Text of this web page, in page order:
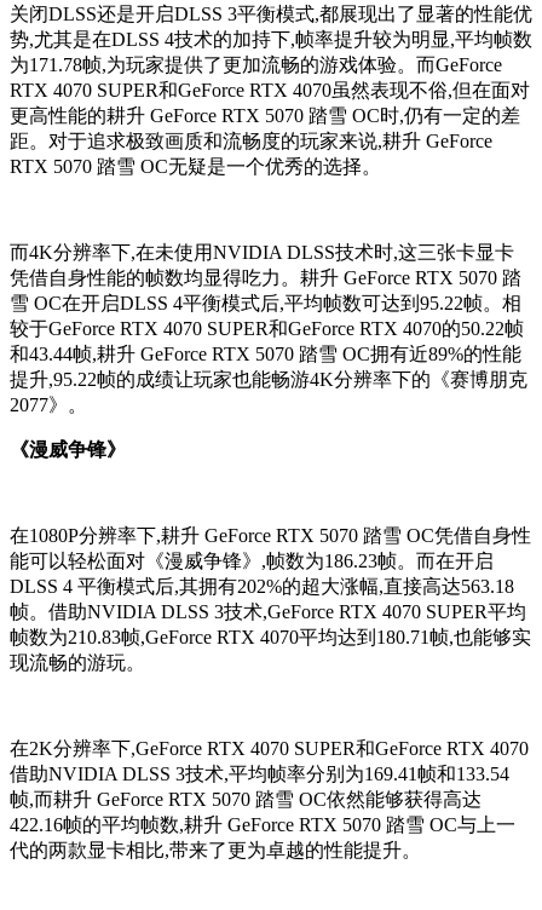
关闭DLSS还是开启DLSS 3平衡模式,都展现出了显著的性能优
势,尤其是在DLSS 4技术的加持下,帧率提升较为明显,平均帧数
为171.78帧,为玩家提供了更加流畅的游戏体验。而GeForce
RTX 4070 SUPER和GeForce RTX 4070虽然表现不俗,但在面对
更高性能的耕升 GeForce RTX 5070 踏雪 OC时,仍有一定的差
距。对于追求极致画质和流畅度的玩家来说,耕升 GeForce
RTX 5070 踏雪 OC无疑是一个优秀的选择。
而4K分辨率下,在未使用NVIDIA DLSS技术时,这三张卡显卡
凭借自身性能的帧数均显得吃力。耕升 GeForce RTX 5070 踏
雪 OC在开启DLSS 4平衡模式后,平均帧数可达到95.22帧。相
较于GeForce RTX 4070 SUPER和GeForce RTX 4070的50.22帧
和43.44帧,耕升 GeForce RTX 5070 踏雪 OC拥有近89%的性能
提升,95.22帧的成绩让玩家也能畅游4K分辨率下的《赛博朋克
2077》。
《漫威争锋》
在1080P分辨率下,耕升 GeForce RTX 5070 踏雪 OC凭借自身性
能可以轻松面对《漫威争锋》,帧数为186.23帧。而在开启
DLSS 4 平衡模式后,其拥有202%的超大涨幅,直接高达563.18
帧。借助NVIDIA DLSS 3技术,GeForce RTX 4070 SUPER平均
帧数为210.83帧,GeForce RTX 4070平均达到180.71帧,也能够实
现流畅的游玩。
在2K分辨率下,GeForce RTX 4070 SUPER和GeForce RTX 4070
借助NVIDIA DLSS 3技术,平均帧率分别为169.41帧和133.54
帧,而耕升 GeForce RTX 5070 踏雪 OC依然能够获得高达
422.16帧的平均帧数,耕升 GeForce RTX 5070 踏雪 OC与上一
代的两款显卡相比,带来了更为卓越的性能提升。